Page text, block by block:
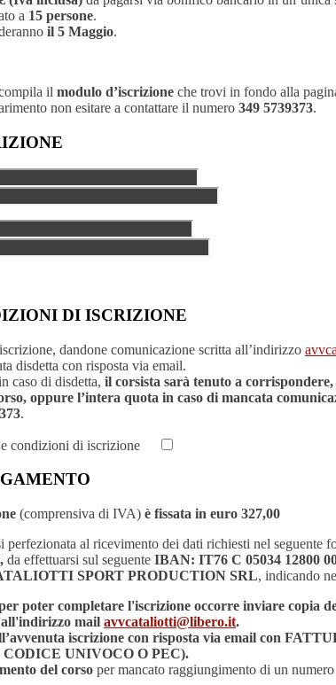
a 15 persone.
il 5 Maggio.
il modulo d’iscrizione che trovi in fondo alla
non esitare a contattare il numero 349 5739373.
DI ISCRIZIONE
dandone comunicazione scritta all’indirizzo
disdetta con risposta via email.
caso di disdetta, il corsista sarà tenuto a
oppure l’intera quota in caso di mancata
.
condizioni di iscrizione
(comprensiva di IVA) è fissata in euro 327,00
perfezionata al ricevimento dei dati richiesti nel
da effettuarsi sul seguente IBAN: IT76 C 05034 12800
SPORT PRODUCTION SRL, indicando
poter completare l'iscrizione occorre inviare copia
mail avvcataliotti@libero.it.
iscrizione con risposta via email con
UNIVOCO O PEC).
del corso per mancato raggiungimento di un